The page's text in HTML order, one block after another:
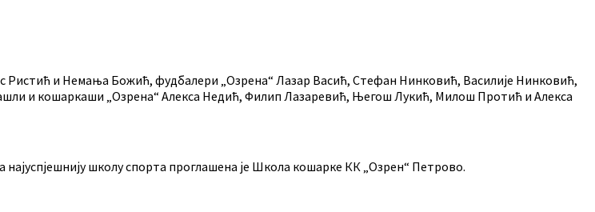
Ристић и Немања Божић, фудбалери „Озрена“ Лазар Васић, Стефан Нинковић, Василије Нинковић,
и кошаркаши „Озрена“ Алекса Недић, Филип Лазаревић, Његош Лукић, Милош Протић и Алекса
школу спорта проглашена је Школа кошарке КК „Озрен“ Петрово.